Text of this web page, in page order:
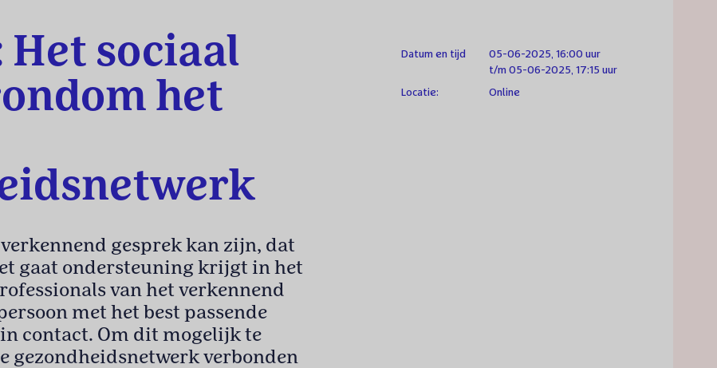
sociaal
het
Datum en tijd
05-06-2025, 16:00 uur
t/m 05-06-2025, 17:15 uur
Locatie:
Online
gesprek kan zijn, dat
gaat ondersteuning krijgt in het
van het verkennend
met het best passende
contact. Om dit mogelijk te
gezondheidsnetwerk verbonden